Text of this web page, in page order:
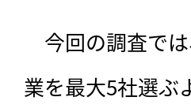
今回の調査では
業を最大5社選ぶ